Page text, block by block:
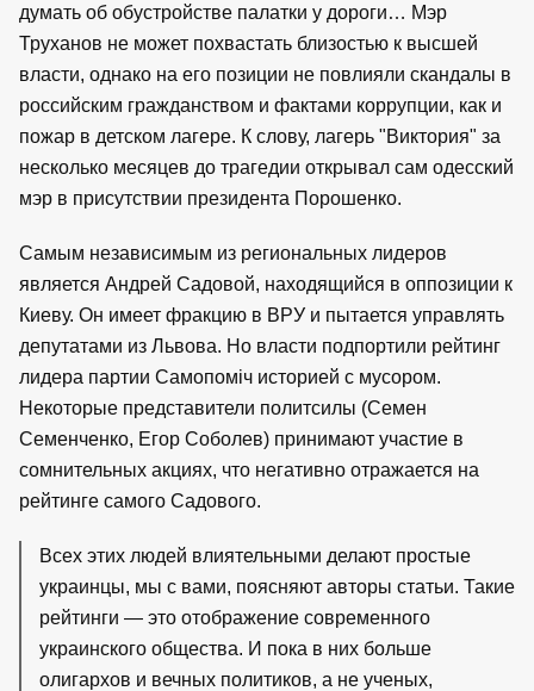
думать об обустройстве палатки у дороги… Мэр
Труханов не может похвастать близостью к высшей
власти, однако на его позиции не повлияли скандалы в
российским гражданством и фактами коррупции, как и
пожар в детском лагере. К слову, лагерь "Виктория" за
несколько месяцев до трагедии открывал сам одесский
мэр в присутствии президента Порошенко.
Самым независимым из региональных лидеров
является Андрей Садовой, находящийся в оппозиции к
Киеву. Он имеет фракцию в ВРУ и пытается управлять
депутатами из Львова. Но власти подпортили рейтинг
лидера партии Самопоміч историей с мусором.
Некоторые представители политсилы (Семен
Семенченко, Егор Соболев) принимают участие в
сомнительных акциях, что негативно отражается на
рейтинге самого Садового.
Всех этих людей влиятельными делают простые
украинцы, мы с вами, поясняют авторы статьи. Такие
рейтинги — это отображение современного
украинского общества. И пока в них больше
олигархов и вечных политиков, а не ученых,